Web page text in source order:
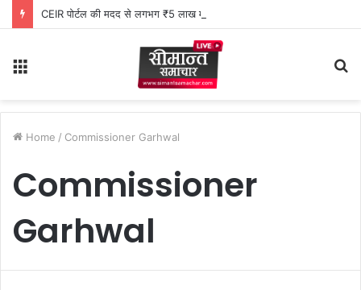
CEIR पोर्टल की मदद से लगभग ₹5 लाख मूल्य के 20 मोबाइल फोन बरामद
Home / Commissioner Garhwal
Commissioner
Garhwal